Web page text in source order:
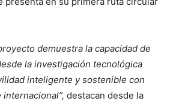
demuestra la capacidad de
la investigación tecnológica
inteligente y sostenible con
destacan desde la